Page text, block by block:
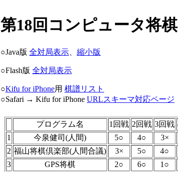
第18回コンピュータ将
○Java版 全対局表示 縮小版
○Flash版 全対局表示
○Kifu for iPhone用 棋譜リスト
○Safari → Kifu for iPhone URLスキーマ対応ページ